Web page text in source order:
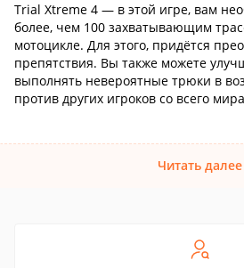
Trial Xtreme 4 — в этой игре, вам
более, чем 100 захватывающим
мотоцикле. Для этого, придётся
препятствия. Вы также можете
выполнять невероятные трюки в
против других игроков со всего
Читать далее